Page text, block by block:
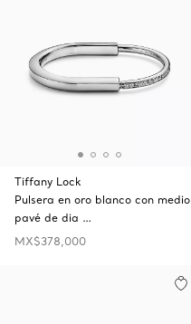
Tiffany Lock
Pulsera en oro blanco con medio
pavé de dia …
MX$378,000